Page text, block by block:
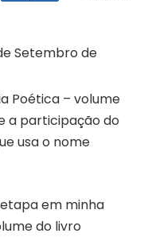
Setembro de
Poética – volume
a participação do
usa o nome
etapa em minha
do livro